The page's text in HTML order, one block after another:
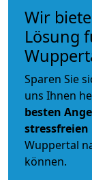
Wir
Lösung
Sparen Sie
uns Ihnen
besten
stressfreien
Wuppertal
können.